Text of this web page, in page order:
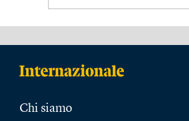
Chi siamo